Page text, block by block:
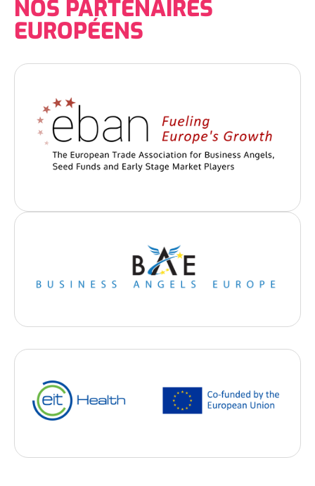
NOS PARTENAIRES
EUROPÉENS